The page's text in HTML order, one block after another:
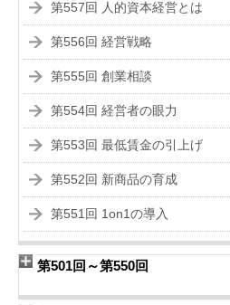
第557回 人的資本経営とは
第556回 経営戦略
第555回 創業相談
第554回 経営者の眼力
第553回 最低賃金の引上げ
第552回 新商品の育成
第551回 1on1の導入
第501回～第550回